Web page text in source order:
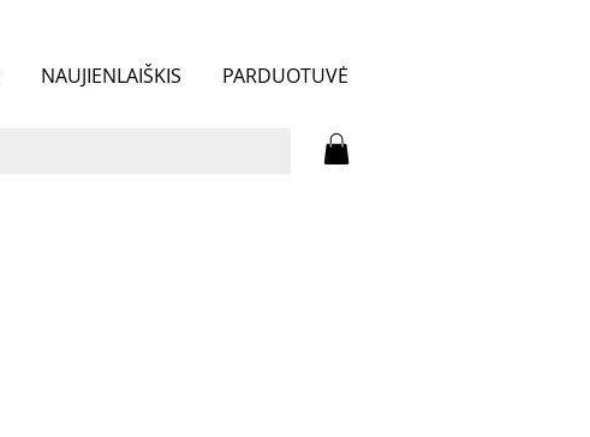
NAUJIENLAIŠKIS PARDUOTUVĖ